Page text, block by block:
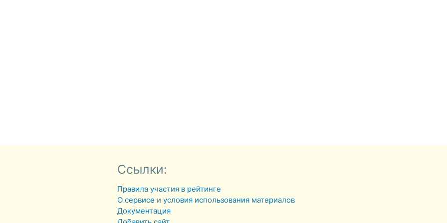
Ссылки:
Правила участия в рейтинге
О сервисе иусловия использования материалов
Документация